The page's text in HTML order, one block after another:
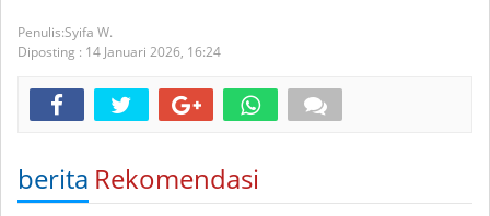
Syifa W.
Diposting : 14 Januari 2026, 16:24
berita Rekomendasi